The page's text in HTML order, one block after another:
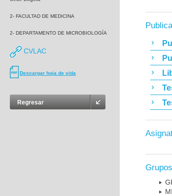
2- FACULTAD DE MEDICINA
2- DEPARTAMENTO DE MICROBIOLOGÍA
CVLAC
Descargar hoja de vida
Regresar